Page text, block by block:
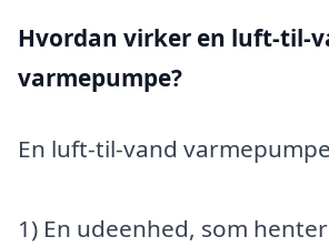
Hvordan virker en luft-til-
varmepumpe?
En luft-til-vand
1) En udeenhed, som